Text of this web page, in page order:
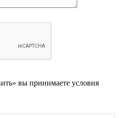
вы принимаете условия